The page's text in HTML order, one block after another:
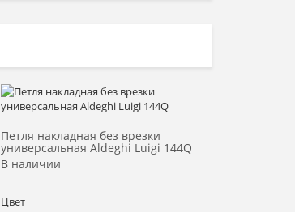
Петля накладная без врезки
универсальная Aldeghi Luigi 144Q
В наличии
Цвет
Выбрать >